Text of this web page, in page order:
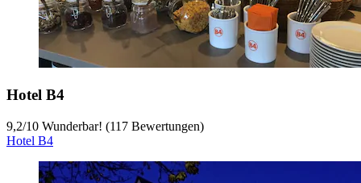
Hotel B4
9,2/10 Wunderbar! (117 Bewertungen)
Hotel B4